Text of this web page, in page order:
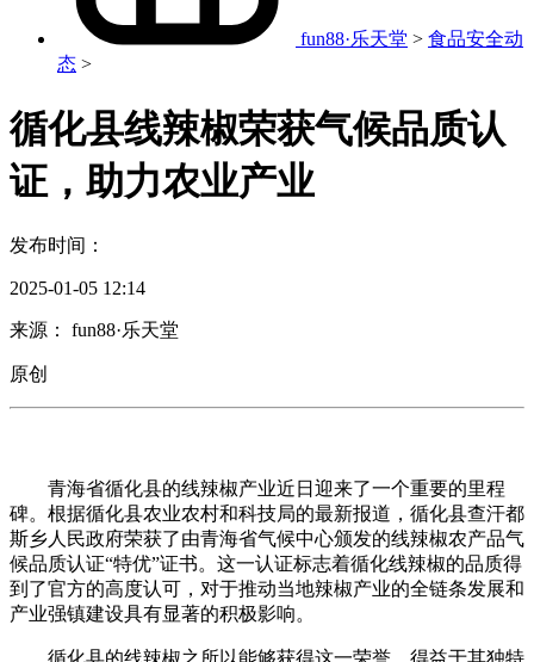
fun88·乐天堂 > 食品安全动
态 >
循化县线辣椒荣获气候品质认
证，助力农业产业
发布时间：
2025-01-05 12:14
来源： fun88·乐天堂
原创
青海省循化县的线辣椒产业近日迎来了一个重要的里程
碑。根据循化县农业农村和科技局的最新报道，循化县查汗都
斯乡人民政府荣获了由青海省气候中心颁发的线辣椒农产品气
候品质认证“特优”证书。这一认证标志着循化线辣椒的品质得
到了官方的高度认可，对于推动当地辣椒产业的全链条发展和
产业强镇建设具有显著的积极影响。
循化县的线辣椒之所以能够获得这一荣誉，得益于其独特